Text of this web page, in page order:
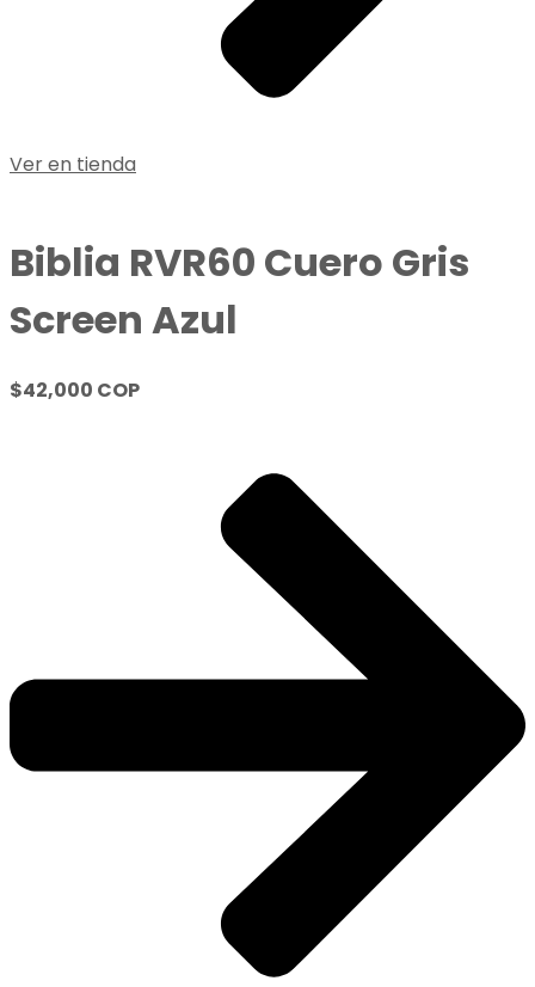
Ver en tienda
Biblia RVR60 Cuero Gris
Screen Azul
$42,000 COP